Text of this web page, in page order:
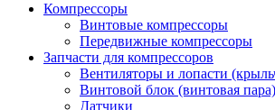
Компрессоры
Винтовые компрессоры
Передвижные компрессоры
Запчасти для компрессоров
Вентиляторы и лопасти
Винтовой блок (винтовая
Датчики